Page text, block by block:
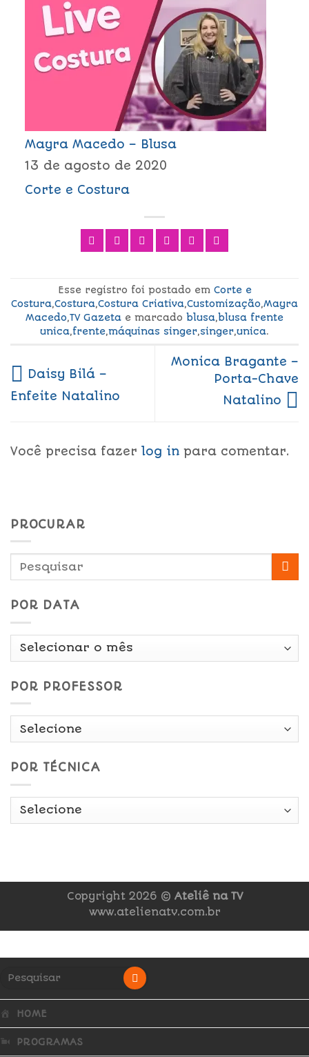
Mayra Macedo – Blusa
13 de agosto de 2020
Corte e Costura
Esse registro foi postado em Corte e
Costura,Costura,Costura Criativa,Customização,Mayra
Macedo,TV Gazeta e marcado blusa,blusa frente
unica,frente,máquinas singer,singer,unica.
Daisy Bilá –
Enfeite Natalino
Monica Bragante –
Porta-Chave
Natalino
Você precisa fazer log in para comentar.
PROCURAR
POR DATA
Por
POR PROFESSOR
POR TÉCNICA
Copyright 2026 © Ateliê na TV
www.atelienatv.com.br
HOME
PROGRAMAS